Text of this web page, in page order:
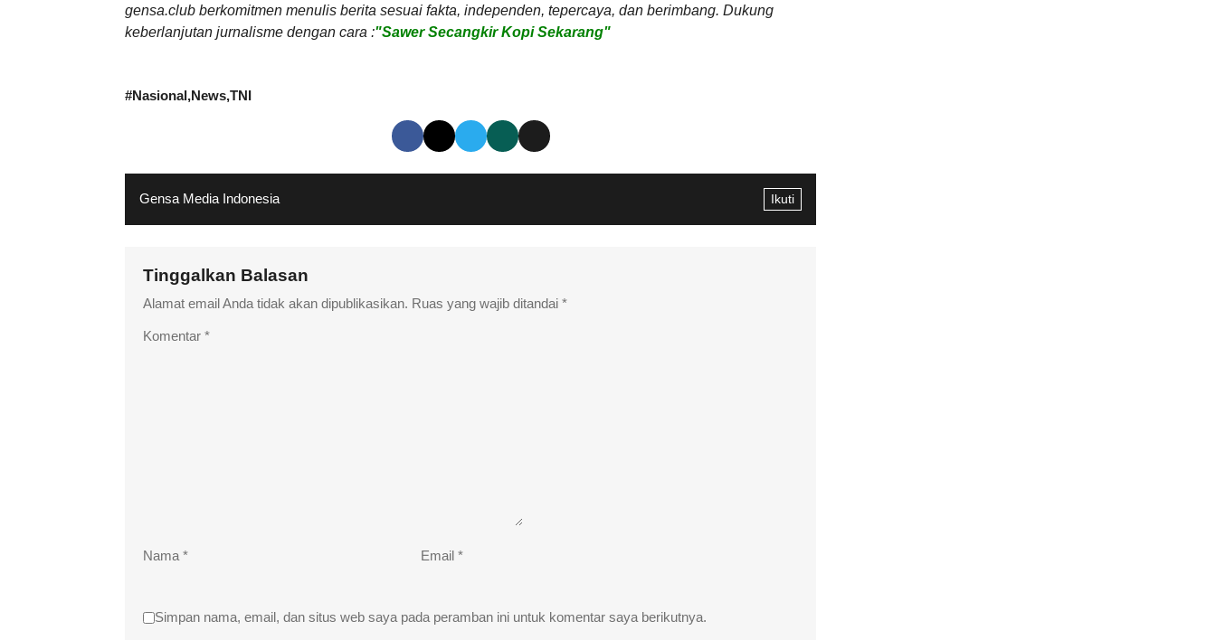
gensa.club berkomitmen menulis berita sesuai fakta, independen, tepercaya, dan berimbang. Dukung
keberlanjutan jurnalisme dengan cara :"Sawer Secangkir Kopi Sekarang"
#Nasional News TNI
Gensa Media Indonesia Ikuti
Tinggalkan Balasan
Alamat email Anda tidak akan dipublikasikan. Ruas yang wajib ditandai *
Komentar *
Nama * Email *
Simpan nama, email, dan situs web saya pada peramban ini untuk komentar saya berikutnya.